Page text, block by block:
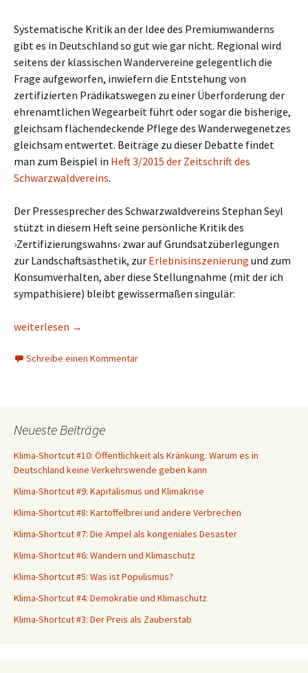
Systematische Kritik an der Idee des Premiumwanderns
gibt es in Deutschland so gut wie gar nicht. Regional wird
seitens der klassischen Wandervereine gelegentlich die
Frage aufgeworfen, inwiefern die Entstehung von
zertifizierten Prädikatswegen zu einer Überforderung der
ehrenamtlichen Wegearbeit führt oder sogar die bisherige,
gleichsam flächendeckende Pflege des Wanderwegenetzes
gleichsam entwertet. Beiträge zu dieser Debatte findet
man zum Beispiel in Heft 3/2015 der Zeitschrift des
Schwarzwaldvereins.
Der Pressesprecher des Schwarzwaldvereins Stephan Seyl
stützt in diesem Heft seine persönliche Kritik des
›Zertifizierungswahns‹ zwar auf Grundsatzüberlegungen
zur Landschaftsästhetik, zur Erlebnisinszenierung und zum
Konsumverhalten, aber diese Stellungnahme (mit der ich
sympathisiere) bleibt gewissermaßen singulär:
»Muss es immer Premium sein?« – Kratzspuren einer Debatte
weiterlesen →
Schreibe einen Kommentar
Neueste Beiträge
Klima-Shortcut #10: Öffentlichkeit als Kränkung. Warum es in
Deutschland keine Verkehrswende geben kann
Klima-Shortcut #9: Kapitalismus und Klimakrise
Klima-Shortcut #8: Kartoffelbrei und andere Verbrechen
Klima-Shortcut #7: Die Ampel als kongeniales Desaster
Klima-Shortcut #6: Wandern und Klimaschutz
Klima-Shortcut #5: Was ist Populismus?
Klima-Shortcut #4: Demokratie und Klimaschutz
Klima-Shortcut #3: Der Preis als Zauberstab